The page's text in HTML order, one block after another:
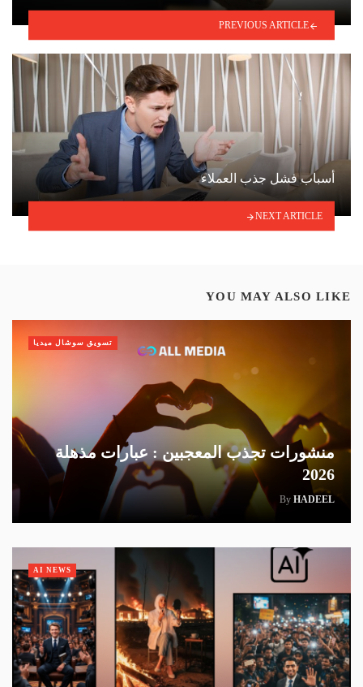
PREVIOUS ARTICLE
أسباب فشل جذب العملاء
NEXT ARTICLE
YOU MAY ALSO LIKE
منشورات تجذب المعجبين : عبارات مذهلة
2026
By HADEEL
تسويق سوشال ميديا
AI NEWS